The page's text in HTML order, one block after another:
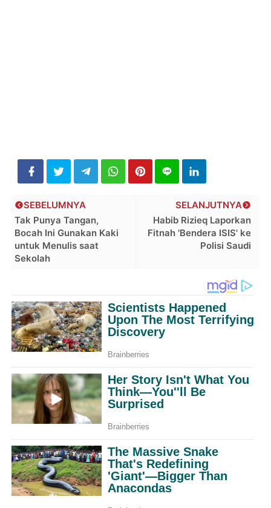
SELANJUTNYA
Habib Rizieq Laporkan
Fitnah 'Bendera ISIS' ke
Polisi Saudi
SEBELUMNYA
Tak Punya Tangan,
Bocah Ini Gunakan Kaki
untuk Menulis saat
Sekolah